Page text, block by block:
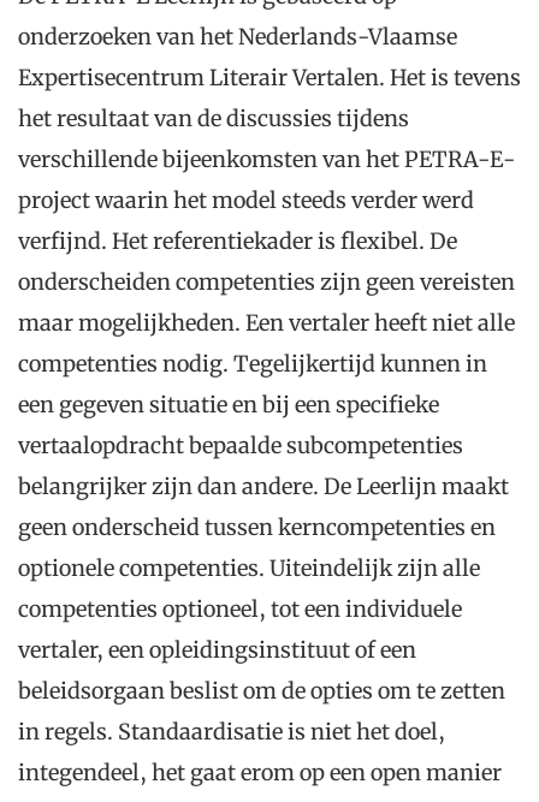
onderzoeken van het Nederlands-Vlaamse
Expertisecentrum Literair Vertalen. Het is tevens
het resultaat van de discussies tijdens
verschillende bijeenkomsten van het PETRA-E-
project waarin het model steeds verder werd
verfijnd. Het referentiekader is flexibel. De
onderscheiden competenties zijn geen vereisten
maar mogelijkheden. Een vertaler heeft niet alle
competenties nodig. Tegelijkertijd kunnen in
een gegeven situatie en bij een specifieke
vertaalopdracht bepaalde subcompetenties
belangrijker zijn dan andere. De Leerlijn maakt
geen onderscheid tussen kerncompetenties en
optionele competenties. Uiteindelijk zijn alle
competenties optioneel, tot een individuele
vertaler, een opleidingsinstituut of een
beleidsorgaan beslist om de opties om te zetten
in regels. Standaardisatie is niet het doel,
integendeel, het gaat erom op een open manier